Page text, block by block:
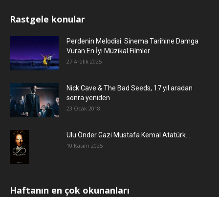
Rastgele konular
Perdenin Melodisi: Sinema Tarihine Damga
Vuran En İyi Müzikal Filmler
27 Aralık 2025
Nick Cave & The Bad Seeds, 17 yıl aradan
sonra yeniden...
23 Ocak 2018
Ulu Önder Gazi Mustafa Kemal Atatürk…
10 Kasım 2025
Haftanın en çok okunanları